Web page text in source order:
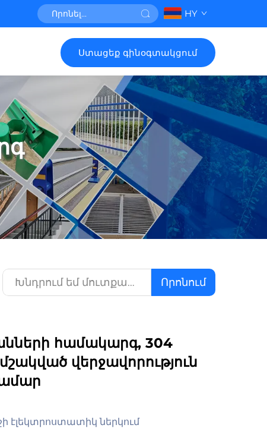
HY
Ստացեք գինօգտակցում
Որոնում
համակարգ, 304
վերջավորություն
էլեկտրոստատիկ ներկում